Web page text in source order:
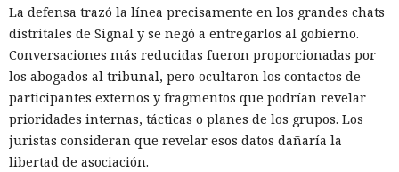
un operador de infraestructura de DDoS que, según Talos,
tenía escasos conocimientos de programación. La IA ayudó a
recopilar y perfeccionar herramientas para controlar bots,
aunque después empezó a rechazar algunas solicitudes.
Para entonces el operador ya controlaba casi 2000
televisores Android, que potencialmente podían usarse en
ataques DDoS.
La defensa trazó la línea precisamente en los grandes chats
distritales de Signal y se negó a entregarlos al gobierno.
Conversaciones más reducidas fueron proporcionadas por
los abogados al tribunal, pero ocultaron los contactos de
participantes externos y fragmentos que podrían revelar
prioridades internas, tácticas o planes de los grupos. Los
juristas consideran que revelar esos datos dañaría la
libertad de asociación.